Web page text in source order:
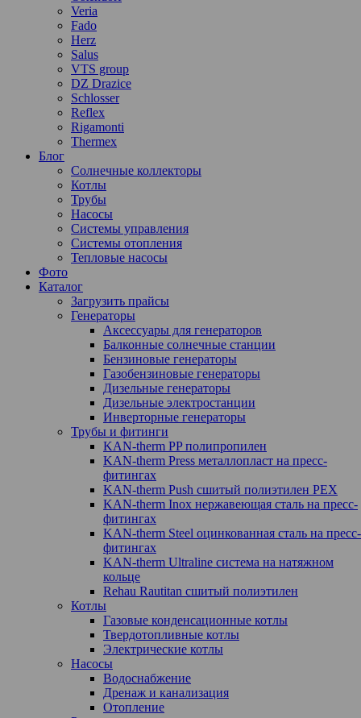
Veria
Fado
Herz
Salus
VTS group
DZ Drazice
Schlosser
Reflex
Rigamonti
Thermex
Блог
Солнечные коллекторы
Котлы
Трубы
Насосы
Системы управления
Системы отопления
Тепловые насосы
Фото
Каталог
Загрузить прайсы
Генераторы
Аксессуары для генераторов
Балконные солнечные станции
Бензиновые генераторы
Газобензиновые генераторы
Дизельные генераторы
Дизельные электростанции
Инверторные генераторы
Трубы и фитинги
KAN-therm PP полипропилен
KAN-therm Рress металлопласт на пресс-
фитингах
KAN-therm Push сшитый полиэтилен PEX
KAN-therm Inox нержавеющая сталь на пресс-
фитингах
KAN-therm Steel оцинкованная сталь на пресс-
фитингах
KAN-therm Ultraline система на натяжном
кольце
Rehau Rautitan сшитый полиэтилен
Котлы
Газовые конденсационные котлы
Твердотопливные котлы
Электрические котлы
Насосы
Водоснабжение
Дренаж и канализация
Отопление